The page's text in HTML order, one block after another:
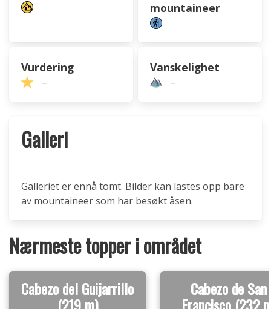
mountaineer
Vurdering
–
Vanskelighet
–
Galleri
Galleriet er ennå tomt. Bilder kan lastes opp bare
av mountaineer som har besøkt åsen.
Nærmeste topper i området
Cabezo del Guijarrillo Cabezo de San